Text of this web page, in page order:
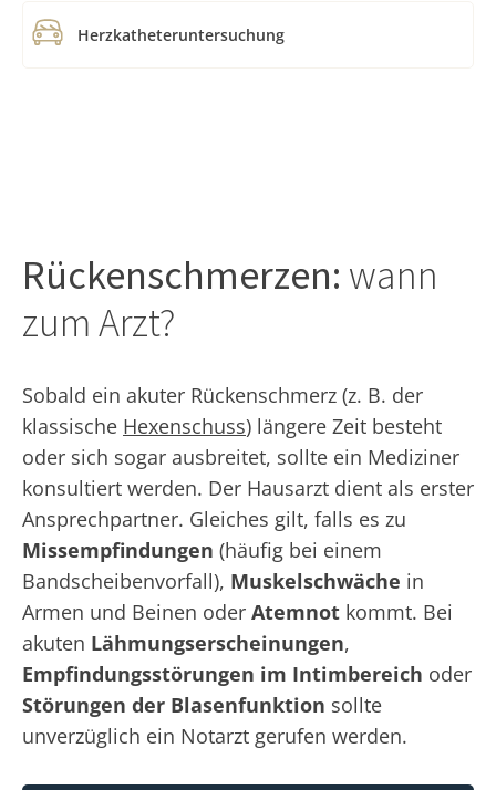
Herzkatheteruntersuchung
Rückenschmerzen: wann
zum Arzt?
Sobald ein akuter Rückenschmerz (z. B. der
klassische Hexenschuss) längere Zeit besteht
oder sich sogar ausbreitet, sollte ein Mediziner
konsultiert werden. Der Hausarzt dient als erster
Ansprechpartner. Gleiches gilt, falls es zu
Missempfindungen (häufig bei einem
Bandscheibenvorfall), Muskelschwäche in
Armen und Beinen oder Atemnot kommt. Bei
akuten Lähmungserscheinungen,
Empfindungsstörungen im Intimbereich oder
Störungen der Blasenfunktion sollte
unverzüglich ein Notarzt gerufen werden.